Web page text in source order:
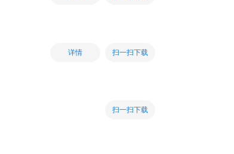
详情 扫一扫下载
扫一扫下载